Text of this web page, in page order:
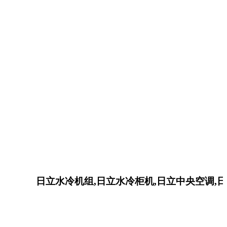
日立水冷机组,日立水冷柜机,日立中央空调,日